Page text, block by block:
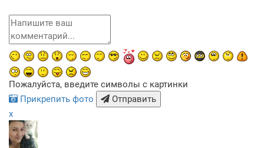
Пожалуйста, введите символы с картинки
Прикрепить фото
Отправить
x